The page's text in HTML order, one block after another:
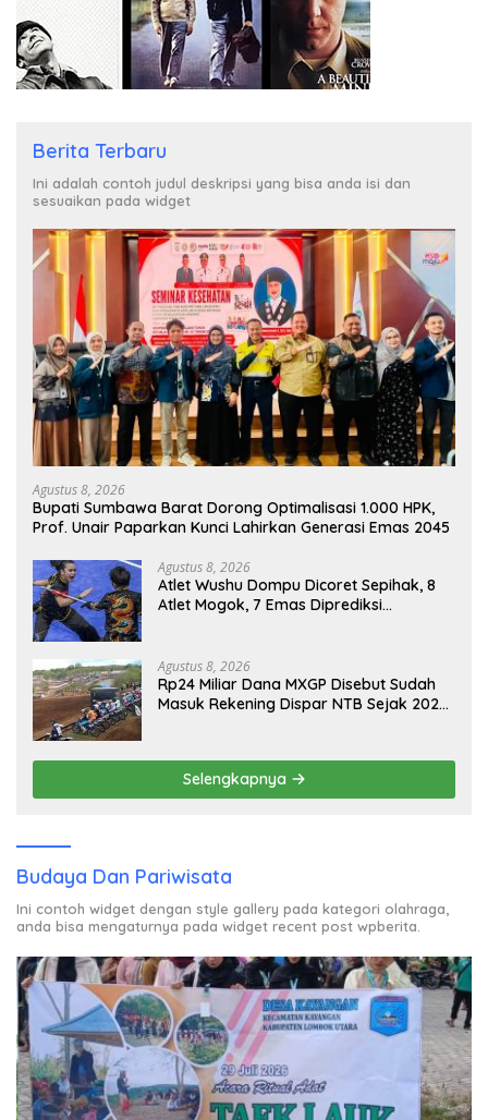
Berita Terbaru
Ini adalah contoh judul deskripsi yang bisa anda isi dan
sesuaikan pada widget
Agustus 8, 2026
Bupati Sumbawa Barat Dorong Optimalisasi 1.000 HPK,
Prof. Unair Paparkan Kunci Lahirkan Generasi Emas 2045
Agustus 8, 2026
Atlet Wushu Dompu Dicoret Sepihak, 8
Atlet Mogok, 7 Emas Diprediksi
Agustus 8, 2026
Rp24 Miliar Dana MXGP Disebut Sudah
Masuk Rekening Dispar NTB Sejak 2024,
Selengkapnya
Budaya Dan Pariwisata
Ini contoh widget dengan style gallery pada kategori olahraga,
anda bisa mengaturnya pada widget recent post wpberita.